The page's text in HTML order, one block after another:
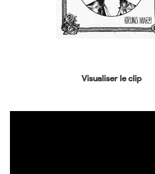
Visualiser le clip